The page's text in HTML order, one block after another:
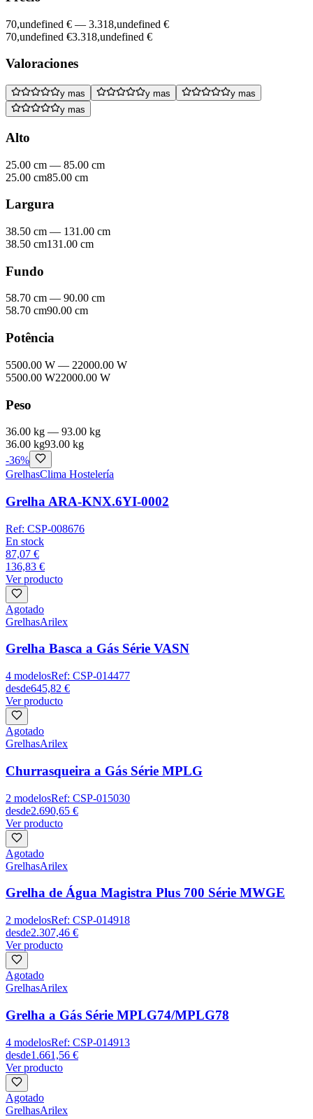
70,undefined € — 3.318,undefined €
70,undefined €3.318,undefined €
Valoraciones
y mas y mas
y mas
y mas
Alto
25.00 cm — 85.00 cm
25.00 cm85.00 cm
Largura
38.50 cm — 131.00 cm
38.50 cm131.00 cm
Fundo
58.70 cm — 90.00 cm
58.70 cm90.00 cm
Potência
5500.00 W — 22000.00 W
5500.00 W22000.00 W
Peso
36.00 kg — 93.00 kg
36.00 kg93.00 kg
-36%
GrelhasClima Hostelería
Grelha ARA-KNX.6YI-0002
Ref: CSP-008676
En stock
87,07 €
136,83 €
Ver producto
Agotado
GrelhasArilex
Grelha Basca a Gás Série VASN
4 modelosRef: CSP-014477
desde645,82 €
Ver producto
Agotado
GrelhasArilex
Churrasqueira a Gás Série MPLG
2 modelosRef: CSP-015030
desde2.690,65 €
Ver producto
Agotado
GrelhasArilex
Grelha de Água Magistra Plus 700 Série MWGE
2 modelosRef: CSP-014918
desde2.307,46 €
Ver producto
Agotado
GrelhasArilex
Grelha a Gás Série MPLG74/MPLG78
4 modelosRef: CSP-014913
desde1.661,56 €
Ver producto
Agotado
GrelhasArilex